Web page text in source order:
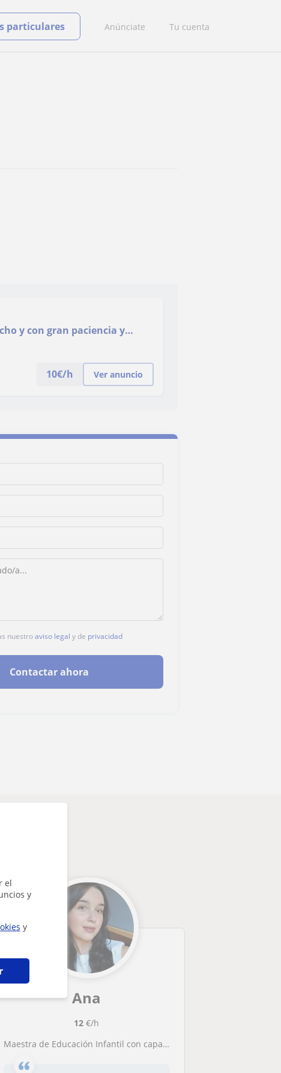
el
y
y
Anúnciate Tu cuenta
particulares
y con gran paciencia y
10€/h Ver anuncio
nuestroaviso legal y de privacidad
Contactar ahora
Ana
12 €/h
Maestra de Educación Infantil con capacidad de enseñar y trabajar también con niños y niñas de Educación Primaria.